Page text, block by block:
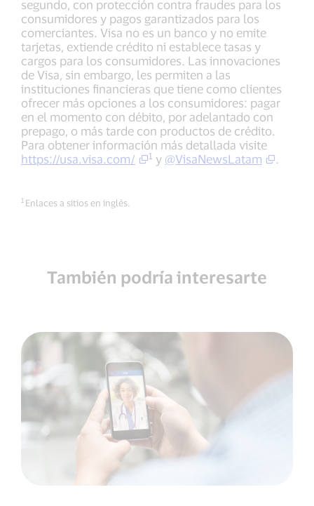
segundo, con protección contra fraudes para los
consumidores y pagos garantizados para los
comerciantes. Visa no es un banco y no emite
tarjetas, extiende crédito ni establece tasas y
cargos para los consumidores. Las innovaciones
de Visa, sin embargo, les permiten a las
instituciones financieras que tiene como clientes
ofrecer más opciones a los consumidores: pagar
en el momento con débito, por adelantado con
prepago, o más tarde con productos de crédito.
Para obtener información más detallada visite
https://usa.visa.com/
1 y @VisaNewsLatam .
1 Enlaces a sitios en inglés.
También podría interesarte